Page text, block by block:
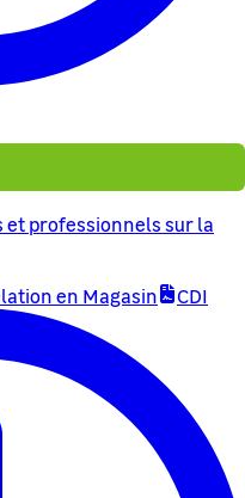
professionnels sur la
en Magasin CDI